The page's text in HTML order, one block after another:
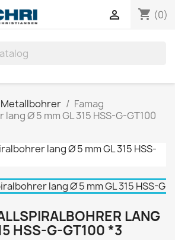
shopping_cart (0)

Metallbohrer
Famag
Ø 5 mm GL 315 HSS-G-GT100
LANG
HSS-G-GT100 *3